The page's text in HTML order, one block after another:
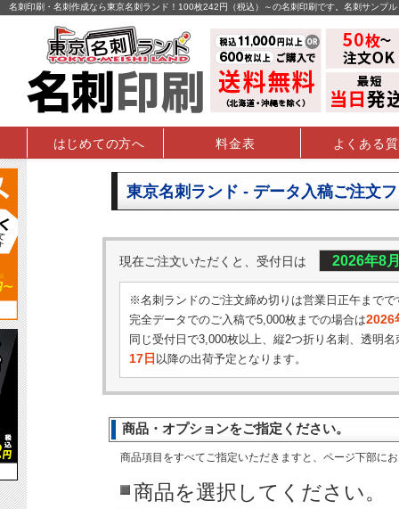
名刺印刷・名刺作成なら東京名刺ランド！100枚242円（税込）～の名刺印刷です。名刺サンプ
はじめての方へ 料金表 よくある
東京名刺ランド - データ入稿ご注文
現在ご注文いただくと、受付日は 2026年8
※名刺ランドのご注文締め切りは営業日正午までで
完全データでのご入稿で5,000枚までの場合は2026
同じ受付日で3,000枚以上、縦2つ折り名刺、透明名
17日 以降の出荷予定となります。
商品・オプションをご指定ください。
商品項目をすべてご指定いただきますと、ページ下部に
商品を選択してください。